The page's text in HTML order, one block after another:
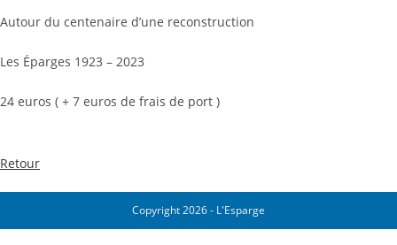
Autour du centenaire d’une reconstruction
Les Éparges 1923 – 2023
24 euros ( + 7 euros de frais de port )
Retour
Copyright 2026 - L'Esparge